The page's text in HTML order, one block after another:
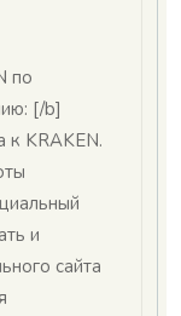
по
[/b]
к KRAKEN.
и
сайта